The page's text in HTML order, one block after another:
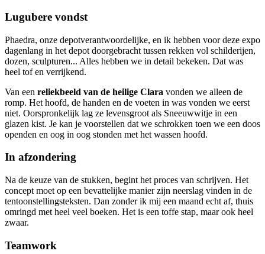
Lugubere vondst
Phaedra, onze depotverantwoordelijke, en ik hebben voor deze expo
dagenlang in het depot doorgebracht tussen rekken vol schilderijen,
dozen, sculpturen... Alles hebben we in detail bekeken. Dat was
heel tof en verrijkend.
Van een reliekbeeld van de heilige Clara vonden we alleen de
romp. Het hoofd, de handen en de voeten in was vonden we eerst
niet. Oorspronkelijk lag ze levensgroot als Sneeuwwitje in een
glazen kist. Je kan je voorstellen dat we schrokken toen we een doos
openden en oog in oog stonden met het wassen hoofd.
In afzondering
Na de keuze van de stukken, begint het proces van schrijven. Het
concept moet op een bevattelijke manier zijn neerslag vinden in de
tentoonstellingsteksten. Dan zonder ik mij een maand echt af, thuis
omringd met heel veel boeken. Het is een toffe stap, maar ook heel
zwaar.
Teamwork